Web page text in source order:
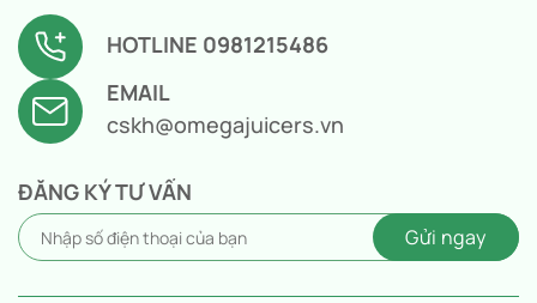
HOTLINE 0981215486
EMAIL
cskh@omegajuicers.vn
ĐĂNG KÝ TƯ VẤN